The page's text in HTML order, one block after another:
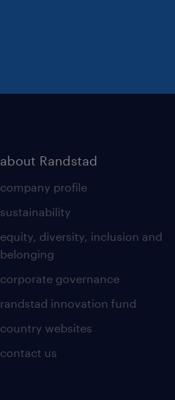
about Randstad
company profile
sustainability
equity, diversity, inclusion and
belonging
corporate governance
randstad innovation fund
country websites
contact us